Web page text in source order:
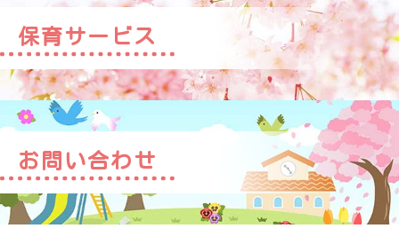
保育サービス
お問い合わせ